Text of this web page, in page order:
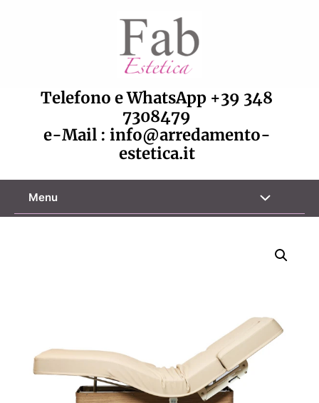
Telefono e WhatsApp +39 348
7308479
e-Mail : info@arredamento-
estetica.it
Menu Attiva/